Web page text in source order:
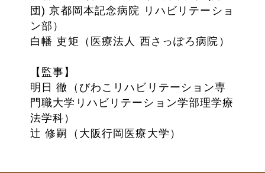
団) 京都岡本記念病院 リハビリテーショ
ン部）
白幡 吏矩（医療法人 西さっぽろ病院）
【監事】
明日 徹（びわこリハビリテーション専
門職大学リハビリテーション学部理学療
法学科）
辻 修嗣（大阪行岡医療大学）